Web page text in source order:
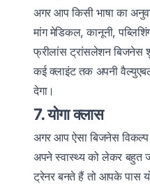
अगर आप किसी भाषा का
मांग मेडिकल, कानूनी,
फ्रीलांस ट्रांसलेशन बिजनेस‌
कई क्लाइंट तक अपनी
देगा।
7. योगा क्लास
अगर आप ऐसा बिजनेस विकल्प
अपने स्वास्थ्य को लेकर बहुत
ट्रेनर बनते हैं तो आपके पास